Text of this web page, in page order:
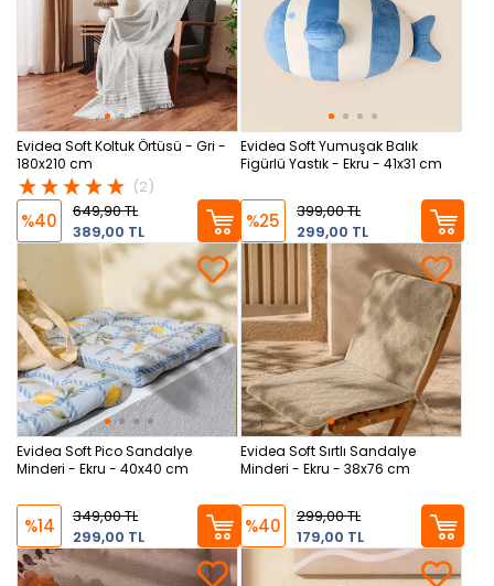
Evidea Soft Koltuk Örtüsü - Gri -
180x210 cm
(2)
%40
649,90 TL
389,00 TL
Evidea Soft Yumuşak Balık
Figürlü Yastık - Ekru - 41x31 cm
%25
399,00 TL
299,00 TL
Evidea Soft Pico Sandalye
Minderi - Ekru - 40x40 cm
%14
349,00 TL
299,00 TL
Evidea Soft Sırtlı Sandalye
Minderi - Ekru - 38x76 cm
%40
299,00 TL
179,00 TL